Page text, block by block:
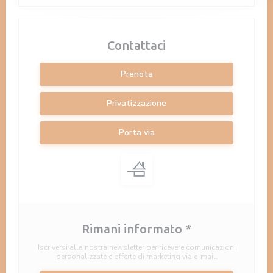
Contattaci
Prenota
Privatizzazione
Porta via
Rimani informato *
Iscriversi alla nostra newsletter per ricevere comunicazioni
personalizzate e offerte di marketing via e-mail.